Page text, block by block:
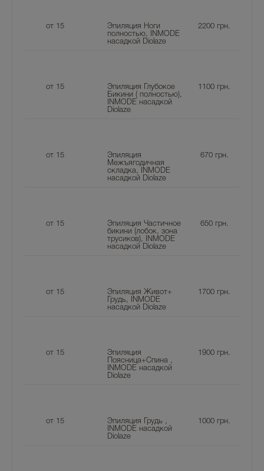
от 15
Эпиляция Ноги
полностью, INMODE
насадкой Diolaze
2200 грн.
от 15
Эпиляция Глубокое
Бикини ( полностью),
INMODE насадкой
Diolaze
1100 грн.
от 15
Эпиляция
Межъягодичная
складка, INMODE
насадкой Diolaze
670грн.
от 15
Эпиляция Частичное
бикини (лобок, зона
трусиков), INMODE
насадкой Diolaze
650грн.
от 15
Эпиляция Живот+
Грудь, INMODE
насадкой Diolaze
1700 грн.
от 15
Эпиляция
Поясница+Спина ,
INMODE насадкой
Diolaze
1900 грн.
от 15
Эпиляция Грудь ,
INMODE насадкой
Diolaze
1000 грн.